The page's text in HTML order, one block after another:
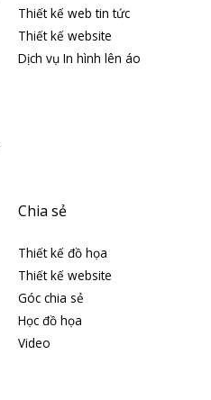
Thiết kế web tin tức
Thiết kế website
Dịch vụ In hình lên áo
Chia sẻ
Thiết kế đồ họa
Thiết kế website
Góc chia sẻ
Học đồ họa
Video